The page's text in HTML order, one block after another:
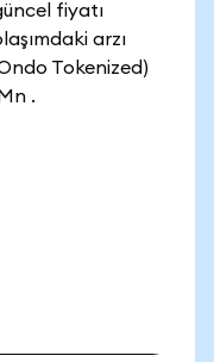
fiyatı
arzı
Tokenized)
.